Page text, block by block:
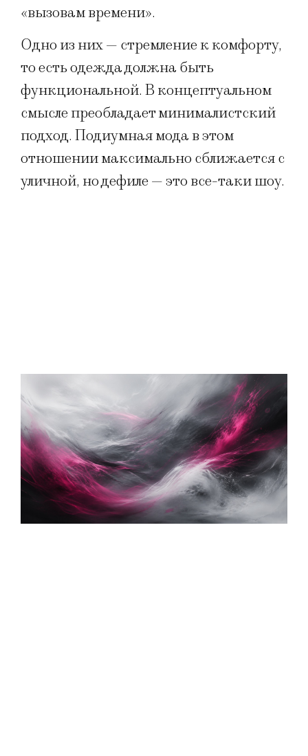
«вызовам времени».
Одно из них — стремление к комфорту,
то есть одежда должна быть
функциональной. В концептуальном
смысле преобладает минималистский
подход. Подиумная мода в этом
отношении максимально сближается с
уличной, но дефиле — это все-таки шоу.